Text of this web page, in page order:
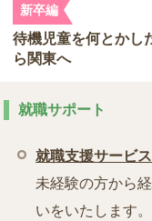
新卒編
待機児童を何とかし
ら関東へ
就職サポート
就職支援サービ
未経験の方から
いをいたします。